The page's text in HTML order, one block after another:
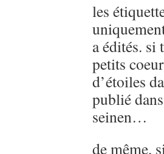
les
a édités. si
petits
d’étoiles
publié
seinen…
de même,